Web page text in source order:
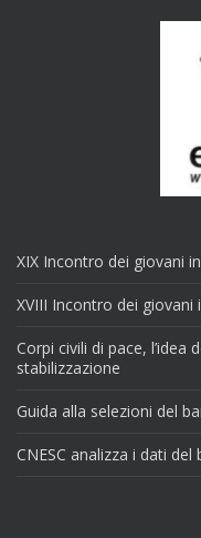
XIX Incontro dei giovani
XVIII Incontro dei giovani
Corpi civili di pace,
stabilizzazione
Guida alla selezioni del
CNESC analizza i dati